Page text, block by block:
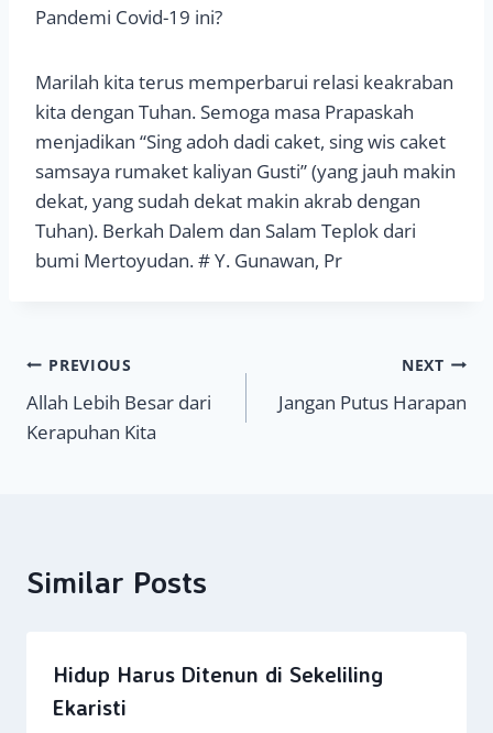
Pandemi Covid-19 ini?
Marilah kita terus memperbarui relasi keakraban
kita dengan Tuhan. Semoga masa Prapaskah
menjadikan “Sing adoh dadi caket, sing wis caket
samsaya rumaket kaliyan Gusti” (yang jauh makin
dekat, yang sudah dekat makin akrab dengan
Tuhan). Berkah Dalem dan Salam Teplok dari
bumi Mertoyudan. # Y. Gunawan, Pr
Navigasi
pos
PREVIOUS
Allah Lebih Besar dari
Kerapuhan Kita
NEXT
Jangan Putus Harapan
Similar Posts
Hidup Harus Ditenun di Sekeliling
Ekaristi